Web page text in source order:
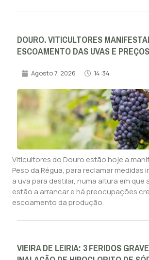
DOURO. VITICULTORES
ESCOAMENTO DAS UVAS E
Agosto 7, 2026 14:34
Viticultores do Douro estão hoje a
Peso da Régua, para reclamar medidas
a uva para destilar, numa altura em que
estão a arrancar e há preocupações
escoamento da produção.
VIEIRA DE LEIRIA: 3 FERIDOS